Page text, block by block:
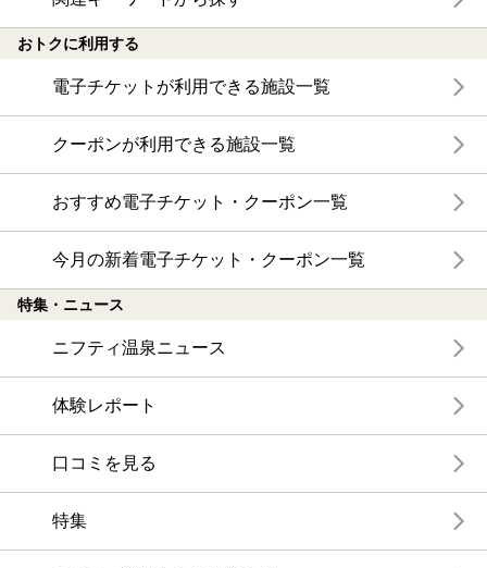
おトクに利用する
電子チケットが利用できる施設一覧
クーポンが利用できる施設一覧
おすすめ電子チケット・クーポン一覧
今月の新着電子チケット・クーポン一覧
特集・ニュース
ニフティ温泉ニュース
体験レポート
口コミを見る
特集